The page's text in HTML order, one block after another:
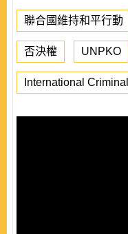
聯合國維持和平行動
否決權 UNPKO
International